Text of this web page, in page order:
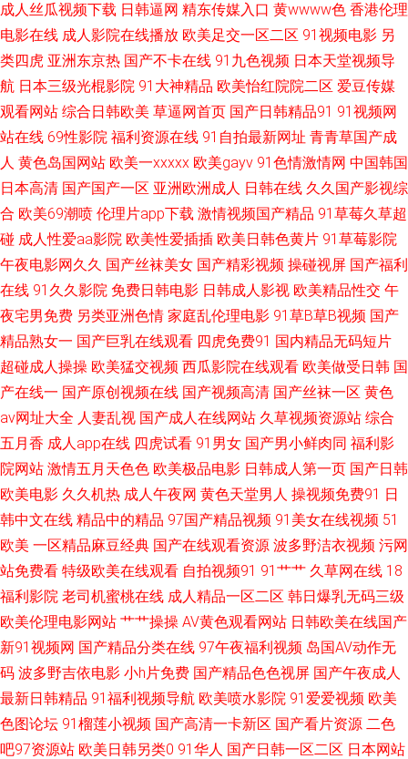
网 99超碰福利在线 欧美性爱网第一页 91久久比比资源色 精东影音av 国产日
韩欧美福利导航 不卡av网 先锋av成人色影院 a在线观看 亚洲αv二区 成人片
在线看 探花在线少妇 91最新视频 欧美成人超踫AⅤ 91麻豆竹菊国产精品一级
久久国产久 91n美女在线观看 国产精品精品精品国产 亚洲精品色婷婷 国产
级网站在线观看 夜夜女人国产精品 传媒视频高清一区传媒 四虎一线 91在线
国产视频观看免费 日韩国产av茶a 91污免费 欧美成人网视频在线 91巨乳黑
丝高潮 欧美片1区 91美女国产 东方av发布网在线 一级日韩AV 九色视频国产
17 91色色高清国产 内射黑丝在线视频 91乱子国产乱子伦 内射在线91 91看
片看婬黄 久久精品久久香蕉 91草久 久草福利资源在线观看 91黄色视屏 九九
婷婷伊人色 91pron视频 国产九九热视频 91福利老湿机 欧美精品麻豆久久 国
产精品午夜av 人人插人人射 超碰人人草尻屁 欧美在线成人网 91巨炮 影音先
锋看素人 俺去啦色播 久久AⅤ 91涩涩视频 香蕉伊人网 51黑料福利社 精品福
利av导航 91人妻人人操人人爽 欧美网站91 91亚洲黄页 色色国产精品 97免
费福利导航 青娱乐福利导航91 91网在线观看草草视频 青娱乐自拍 92自啪
日韩性爱综合楼 91制片厂无码色情 日本韩国久久 草草逼网 91九色蝌蚪绿帽
人妻 91观看在线网站 成人黄AA片 91精品白丝国产 人人超碰69 99热碰碰热
成人丝瓜视频下载 日韩逼网 精东传媒入口 黄wwww色 香港伦理
电影在线 成人影院在线播放 欧美足交一区二区 91视频电影 另
类四虎 亚洲东京热 国产不卡在线 91九色视频 日本天堂视频导
航 日本三级光棍影院 91大神精品 欧美怡红院院二区 爱豆传媒
观看网站 综合日韩欧美 草逼网首页 国产日韩精品91 91视频网
站在线 69性影院 福利资源在线 91自拍最新网址 青青草国产成
人 黄色岛国网站 欧美一xxxxx 欧美gayv 91色情激情网 中国韩国
日本高清 国产国产一区 亚洲欧洲成人 日韩在线 久久国产影视综
合 欧美69潮喷 伦理片app下载 激情视频国产精品 91草莓久草超
碰 成人性爱aa影院 欧美性爱插插 欧美日韩色黄片 91草莓影院
午夜电影网久久 国产丝袜美女 国产精彩视频 操碰视屏 国产福利
在线 91久久影院 免费日韩电影 日韩成人影视 欧美精品性交 午
夜宅男免费 另类亚洲色情 家庭乱伦理电影 91草B草B视频 国产
精品熟女一 国产巨乳在线观看 四虎免费91 国内精品无码短片
超碰成人操操 欧美猛交视频 西瓜影院在线观看 欧美做受日韩 国
产在线一 国产原创视频在线 国产视频高清 国产丝袜一区 黄色
av网址大全 人妻乱视 国产成人在线网站 久草视频资源站 综合
五月香 成人app在线 四虎试看 91男女 国产男小鲜肉同 福利影
院网站 激情五月天色色 欧美极品电影 日韩成人第一页 国产日韩
欧美电影 久久机热 成人午夜网 黄色天堂男人 操视频免费91 日
韩中文在线 精品中的精品 97国产精品视频 91美女在线视频 51
欧美 一区精品麻豆经典 国产在线观看资源 波多野洁衣视频 污网
站免费看 特级欧美在线观看 自拍视频91 91艹艹 久草网在线 18
福利影院 老司机蜜桃在线 成人精品一区二区 韩日爆乳无码三级
欧美伦理电影网站 艹艹操操 AV黄色观看网站 日韩欧美在线国产
新91视频网 国产精品分类在线 97午夜福利视频 岛国AV动作无
码 波多野吉依电影 小h片免费 国产精品色色视屏 国产午夜成人
最新日韩精品 91福利视频导航 欧美喷水影院 91爱爱视频 欧美
色图论坛 91榴莲小视频 国产高清一卡新区 国产看片资源 二色
吧97资源站 欧美日韩另类0 91华人 国产日韩一区二区 日本网站